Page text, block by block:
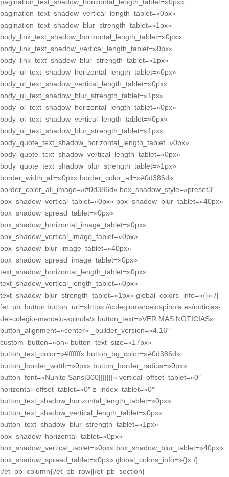
pagination_text_shadow_vertical_length_tablet=»0px»
pagination_text_shadow_blur_strength_tablet=»1px»
body_link_text_shadow_horizontal_length_tablet=»0px»
body_link_text_shadow_vertical_length_tablet=»0px»
body_link_text_shadow_blur_strength_tablet=»1px»
body_ul_text_shadow_horizontal_length_tablet=»0px»
body_ul_text_shadow_vertical_length_tablet=»0px»
body_ul_text_shadow_blur_strength_tablet=»1px»
body_ol_text_shadow_horizontal_length_tablet=»0px»
body_ol_text_shadow_vertical_length_tablet=»0px»
body_ol_text_shadow_blur_strength_tablet=»1px»
body_quote_text_shadow_horizontal_length_tablet=»0px»
body_quote_text_shadow_vertical_length_tablet=»0px»
body_quote_text_shadow_blur_strength_tablet=»1px»
border_width_all=»0px» border_color_all=»#0d386d»
border_color_all_image=»#0d386d» box_shadow_style=»preset3″
box_shadow_vertical_tablet=»0px» box_shadow_blur_tablet=»40px»
box_shadow_spread_tablet=»0px»
box_shadow_horizontal_image_tablet=»0px»
box_shadow_vertical_image_tablet=»0px»
box_shadow_blur_image_tablet=»40px»
box_shadow_spread_image_tablet=»0px»
text_shadow_horizontal_length_tablet=»0px»
text_shadow_vertical_length_tablet=»0px»
text_shadow_blur_strength_tablet=»1px» global_colors_info=»{}» /]
[et_pb_button button_url=»https://colegiomarcelospinola.es/noticias-
del-colegio-marcelo-spinola/» button_text=»VER MÁS NOTICIAS»
button_alignment=»center» _builder_version=»4.16″
custom_button=»on» button_text_size=»17px»
button_text_color=»#ffffff» button_bg_color=»#0d386d»
button_border_width=»0px» button_border_radius=»0px»
button_font=»Nunito Sans|300|||||||» vertical_offset_tablet=»0″
horizontal_offset_tablet=»0″ z_index_tablet=»0″
button_text_shadow_horizontal_length_tablet=»0px»
button_text_shadow_vertical_length_tablet=»0px»
button_text_shadow_blur_strength_tablet=»1px»
box_shadow_horizontal_tablet=»0px»
box_shadow_vertical_tablet=»0px» box_shadow_blur_tablet=»40px»
box_shadow_spread_tablet=»0px» global_colors_info=»{}» /]
[/et_pb_column][/et_pb_row][/et_pb_section]